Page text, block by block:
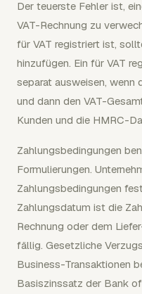
Der teuerste Fehler ist,
VAT-Rechnung zu
für VAT registriert ist,
hinzufügen. Ein für VAT
separat ausweisen, wenn
und dann den VAT-
Kunden und die HMRC-
Zahlungsbedingungen
Formulierungen.
Zahlungsbedingungen
Zahlungsdatum ist die
Rechnung oder dem
fällig. Gesetzliche
Business-Transaktionen
Basiszinssatz der Bank